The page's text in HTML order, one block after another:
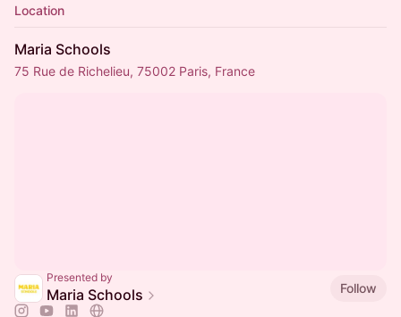
Location
Maria Schools
75 Rue de Richelieu, 75002 Paris, France
Presented by
Maria Schools Follow